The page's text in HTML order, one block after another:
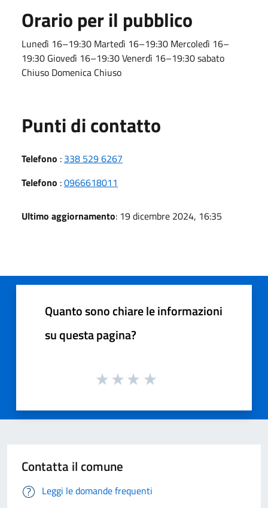
Orario per il pubblico
Lunedì 16–19:30 Martedì 16–19:30 Mercoledì 16–
19:30 Giovedì 16–19:30 Venerdì 16–19:30 sabato
Chiuso Domenica Chiuso
Punti di contatto
Telefono : 338 529 6267
Telefono :0966618011
Ultimo aggiornamento: 19 dicembre 2024, 16:35
Quanto sono chiare le informazioni
su questa pagina?
Contatta il comune
Leggi le domande frequenti